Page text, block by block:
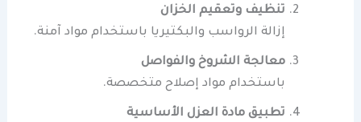
تنظيف وتعقيم الخزان
إزالة الرواسب والبكتيريا باستخدام مواد آمنة.
معالجة الشروخ والفواصل
باستخدام مواد إصلاح متخصصة.
تطبيق مادة العزل الأساسية